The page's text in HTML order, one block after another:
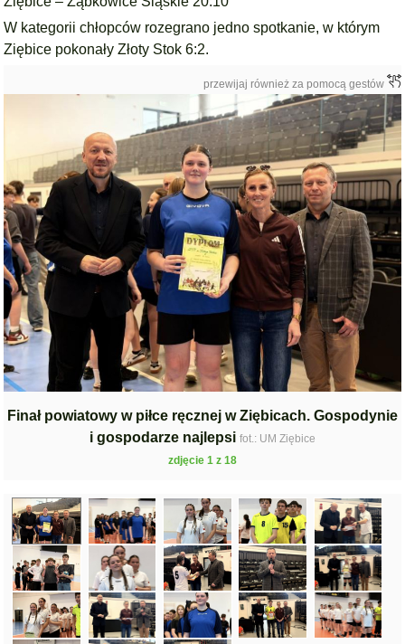
W kategorii chłopców rozegrano jedno spotkanie, w którym
Ziębice pokonałyZłoty Stok 6:2.
przewijaj również za pomocą gestów
Finał powiatowy w piłce ręcznej w Ziębicach. Gospodynie
i gospodarze najlepsi fot.: UM Ziębice
zdjęcie 1 z 18